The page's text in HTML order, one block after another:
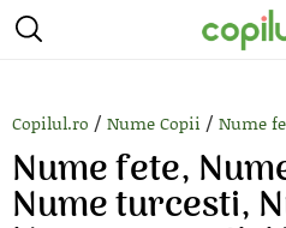
Copilul.ro / Nume Copii / Nume
Nume fete,
Nume turcesti,